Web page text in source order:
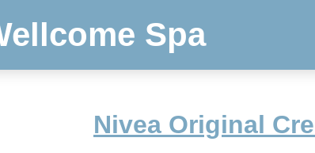
Spa
Nivea Original